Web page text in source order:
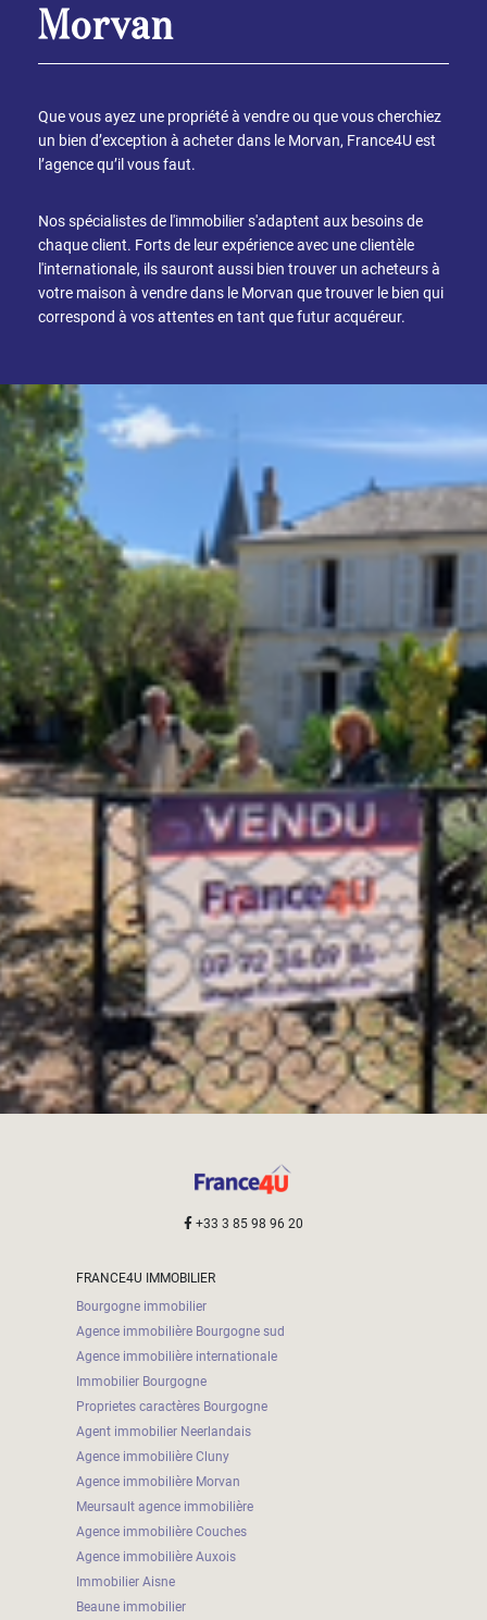
propriété, et ce, au prix le plus juste.
Morvan
Que vous ayez une propriété à vendre ou que vous cherchiez
un bien d’exception à acheter dans le Morvan, France4U est
l’agence qu’il vous faut.
Nos spécialistes de l'immobilier s'adaptent aux besoins de
chaque client. Forts de leur expérience avec une clientèle
l'internationale, ils sauront aussi bien trouver un acheteurs à
votre maison à vendre dans le Morvan que trouver le bien qui
correspond à vos attentes en tant que futur acquéreur.
+33 3 85 98 96 20
FRANCE4U IMMOBILIER
Bourgogne immobilier
Agence immobilière Bourgogne sud
Agence immobilière internationale
Immobilier Bourgogne
Proprietes caractères Bourgogne
Agent immobilier Neerlandais
Agence immobilière Cluny
Agence immobilière Morvan
Meursault agence immobilière
Agence immobilière Couches
Agence immobilière Auxois
Immobilier Aisne
Beaune immobilier